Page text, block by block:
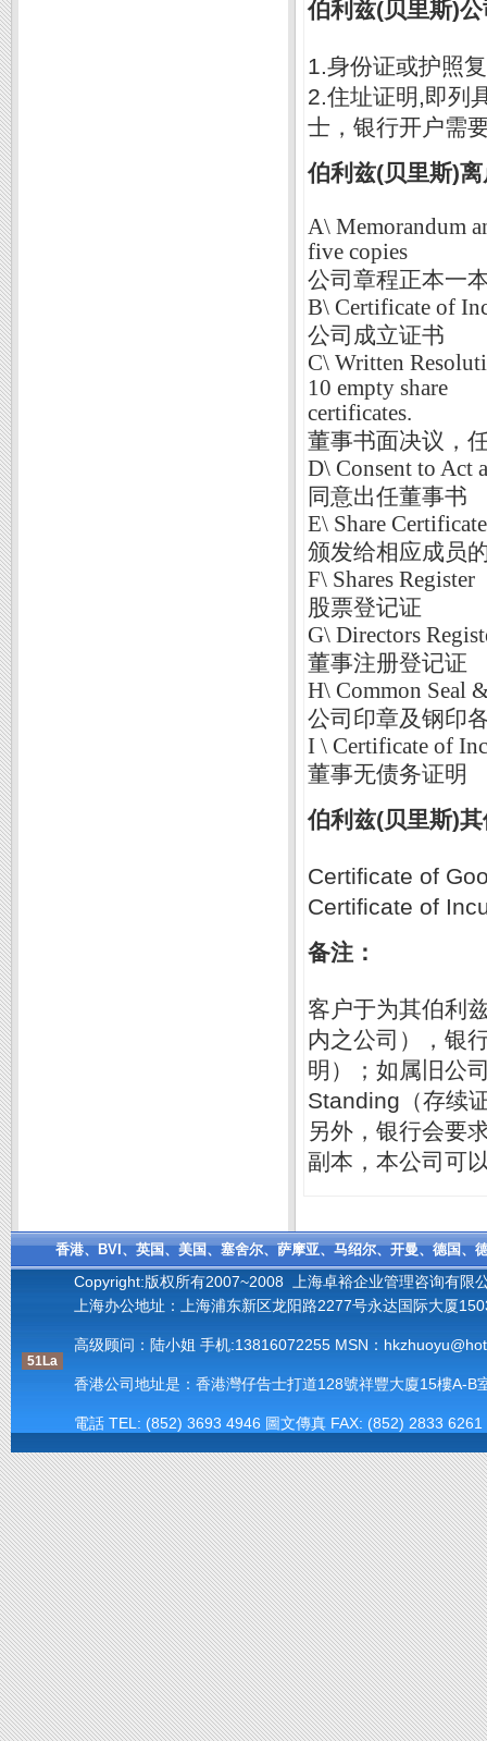
伯利兹(贝里斯)
1.身份证或护照
2.住址证明,即列
士，银行开户需
伯利兹(贝里斯)
A\ Memorandum
five copies
公司章程正本一
B\ Certificate of
公司成立证书
C\ Written
10 empty share
certificates.
董事书面决议，
D\ Consent to Act
同意出任董事书
E\ Share
颁发给相应成员
F\ Shares Register
股票登记证
G\ Directors
董事注册登记证
H\ Common Seal
公司印章及钢印
I \ Certificate of
董事无债务证明
伯利兹(贝里斯)
Certificate of
Certificate of
备注：
客户于为其伯利
内之公司），银
明）；如属旧公
Standing（存续
另外，银行会要
副本，本公司可
香港、BVI、英国、美国、塞舍尔、萨摩亚、马绍尔、开曼、德国、
51La
Copyright:版权所有2007~2008 上海卓裕企业管理咨询有限
上海办公地址：上海浦东新区龙阳路2277号永达国际大厦
高级顾问：陆小姐 手机:13816072255 MSN：
香港公司地址是：香港灣仔告士打道128號祥豐大廈15樓A-
電話 TEL: (852) 3693 4946 圖文傳真 FAX: (852) 2833